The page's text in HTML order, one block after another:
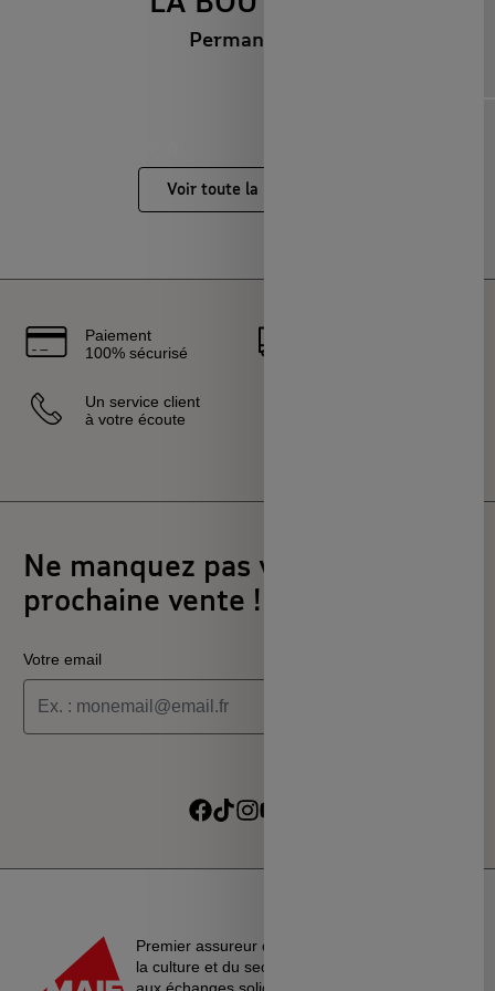
Permanente
Voir toute la boutique
Paiement
100% sécurisé
Un service client
à votre écoute
Ne manquez pas votre
prochaine vente !
Votre email
Je souhaite recevoir les alertes des ventes découvertes du
Premier assureur du monde de l’éducation, de
la culture et du secteur associatif, La MAIF croit